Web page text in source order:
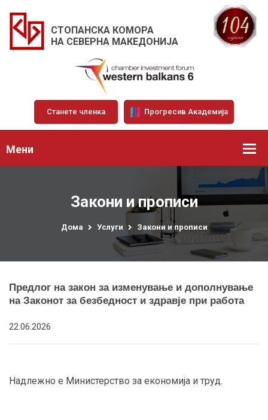
СТОПАНСКА КОМОРА
НА СЕВЕРНА МАКЕДОНИЈА
Станете членка Прогресив Академија
Мени
Закони и прописи
Дома Услуги Закони и прописи
Предлог на закон за изменување и дополнување
на Законот за безбедност и здравје при работа
22.06.2026
Надлежно е Министерство за економија и труд.